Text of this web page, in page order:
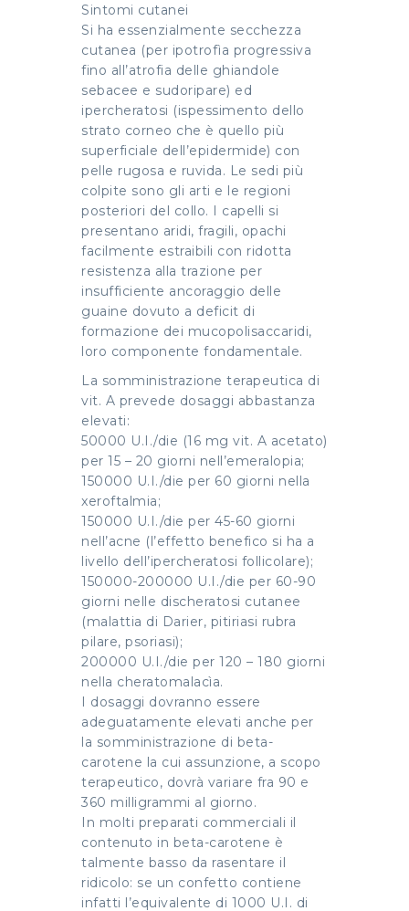
Sintomi cutanei
Si ha essenzialmente secchezza
cutanea (per ipotrofìa progressiva
fino all’atrofia delle ghiandole
sebacee e sudoripare) ed
ipercheratosi (ispessimento dello
strato corneo che è quello più
superficiale dell’epidermide) con
pelle rugosa e ruvida. Le sedi più
colpite sono gli arti e le regioni
posteriori del collo. I capelli si
presentano aridi, fragili, opachi
facilmente estraibili con ridotta
resistenza alla trazione per
insufficiente ancoraggio delle
guaine dovuto a deficit di
formazione dei mucopolisaccaridi,
loro componente fondamentale.
La somministrazione terapeutica di
vit. A prevede dosaggi abbastanza
elevati:
50000 U.I./die (16 mg vit. A acetato)
per 15 – 20 giorni nell’emeralopia;
150000 U.I./die per 60 giorni nella
xeroftalmia;
150000 U.I./die per 45-60 giorni
nell’acne (l’effetto benefico si ha a
livello dell’ipercheratosi follicolare);
150000-200000 U.I./die per 60-90
giorni nelle discheratosi cutanee
(malattia di Darier, pitiriasi rubra
pilare, psoriasi);
200000 U.I./die per 120 – 180 giorni
nella cheratomalacìa.
I dosaggi dovranno essere
adeguatamente elevati anche per
la somministrazione di beta-
carotene la cui assunzione, a scopo
terapeutico, dovrà variare fra 90 e
360 milligrammi al giorno.
In molti preparati commerciali il
contenuto in beta-carotene è
talmente basso da rasentare il
ridicolo: se un confetto contiene
infatti l’equivalente di 1000 U.I. di